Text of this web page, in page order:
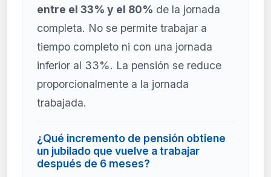
entre el 33% y el 80% de la jornada
completa. No se permite trabajar a
tiempo completo ni con una jornada
inferior al 33%. La pensión se reduce
proporcionalmente a la jornada
trabajada.
¿Qué incremento de pensión obtiene
un jubilado que vuelve a trabajar
después de 6 meses?